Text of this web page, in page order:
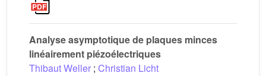
Analyse asymptotique de plaques minces
linéairement piézoélectriques
Thibaut Weller ; Christian Licht